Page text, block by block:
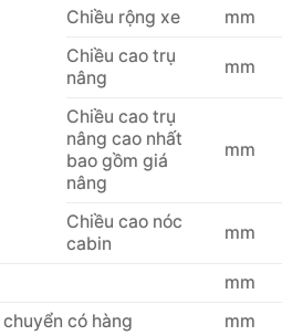
Chiều rộng xe mm
Chiều cao trụ
nâng
mm
Chiều cao trụ
nâng cao nhất
bao gồm giá
nâng
mm
Chiều cao nóc
cabin
mm
mm
có hàng
mm